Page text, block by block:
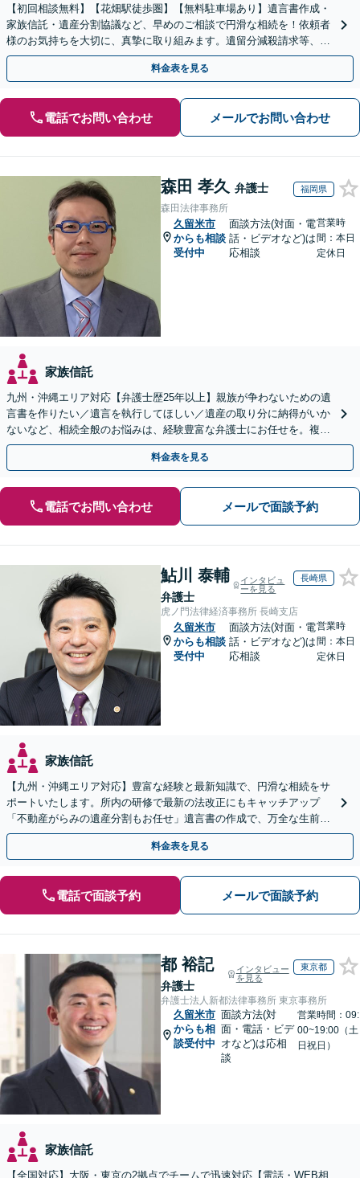
【初回相談無料】【花畑駅徒歩圏】【無料駐車場あり】遺言書作成・
家族信託・遺産分割協議など、早めのご相談で円滑な相続を！依頼者
様のお気持ちを大切に、真摯に取り組みます。遺留分減殺請求等、揉
めた場合も親身になって対応致します。
料金表を見る
電話でお問い合わせ メールでお問い合わせ
森田 孝久 弁護士 福岡県
森田法律事務所
久留米市
からも相談
受付中
面談方法(対面・電
話・ビデオなど)は
応相談
営業時
間：本日
定休日
家族信託
九州・沖縄エリア対応【弁護士歴25年以上】親族が争わないための遺
言書を作りたい／遺言を執行してほしい／遺産の取り分に納得がいか
ないなど、相続全般のお悩みは、経験豊富な弁護士にお任せを。複雑
な問題も粘り強く対応し、解決に導きます。
料金表を見る
電話でお問い合わせ メールで面談予約
鮎川 泰輔
弁護士
インタビュ
ーを見る
長崎県
虎ノ門法律経済事務所 長崎支店
久留米市
からも相談
受付中
面談方法(対面・電
話・ビデオなど)は
応相談
営業時
間：本日
定休日
家族信託
【九州・沖縄エリア対応】豊富な経験と最新知識で、円滑な相続をサ
ポートいたします。所内の研修で最新の法改正にもキャッチアップ
「不動産がらみの遺産分割もお任せ」遺言書の作成で、万全な生前対
策をおこないましょう【夜間・休日面談可】
料金表を見る
電話で面談予約 メールで面談予約
都 裕記
弁護士
インタビュー
を見る
東京都
弁護士法人新都法律事務所 東京事務所
久留米市
からも相
談受付中
面談方法(対
面・電話・ビデ
オなど)は応相
談
営業時間：09:
00~19:00（土
日祝日）
家族信託
【全国対応】大阪・東京の2拠点でチームで迅速対応【電話・WEB相